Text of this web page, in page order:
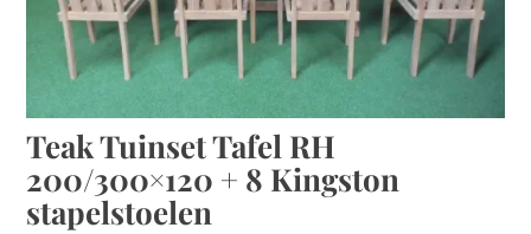
Teak Tuinset Tafel RH
200/300×120 + 8 Kingston
stapelstoelen